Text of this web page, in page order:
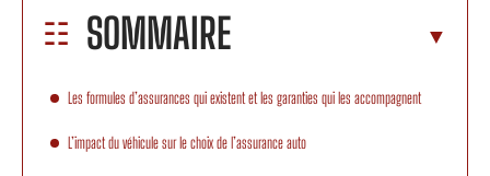
SOMMAIRE
Les formules d’assurances qui existent et les garanties qui les accompagnent
L’impact du véhicule sur le choix de l’assurance auto